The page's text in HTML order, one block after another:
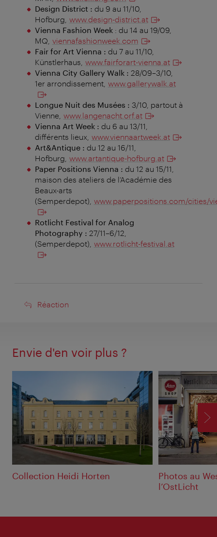
Design District : du 9 au 11/10,
Hofburg, www.design-district.at
Vienna Fashion Week : du 14 au 19/09,
MQ, viennafashionweek.com
Fair for Art Vienna : du 7 au 11/10,
Künstlerhaus, www.fairforart-vienna.at
Vienna City Gallery Walk : 28/09–3/10,
1er arrondissement, www.gallerywalk.at
Longue Nuit des Musées : 3/10, partout à
Vienne, www.langenacht.orf.at
Vienna Art Week : du 6 au 13/11,
différents lieux, www.viennaartweek.at
Art&Antique : du 12 au 16/11,
Hofburg, www.artantique-hofburg.at
Paper Positions Vienna : du 12 au 15/11,
maison des ateliers de l’Académie des
Beaux-arts
(Semperdepot), www.paperpositions.com/cities/
Rotlicht Festival for Analog
Photography : 27/11–6/12,
(Semperdepot), www.rotlicht-festival.at
Réaction
Réaction
Envie d'en voir plus ?
Collection Heidi Horten
Photos au
l’OstLicht